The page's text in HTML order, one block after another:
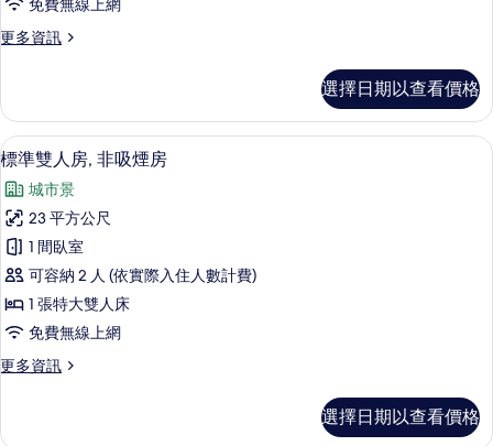
吸
房
的
所
有
相
片
免費無線上網
更多資訊
更
雙
床
房,
吸
煙
房
的
詳
情
選擇日期以查看價格
顯
示
標
準
雙
人
房,
吸
房
5
標準雙人房, 非吸煙房
城市景
23 平方公尺
1 間臥室
可容納 2 人 (依實際入住人數計費)
1 張特大雙人床
免費無線上網
更多資訊
更
選擇日期以查看價格